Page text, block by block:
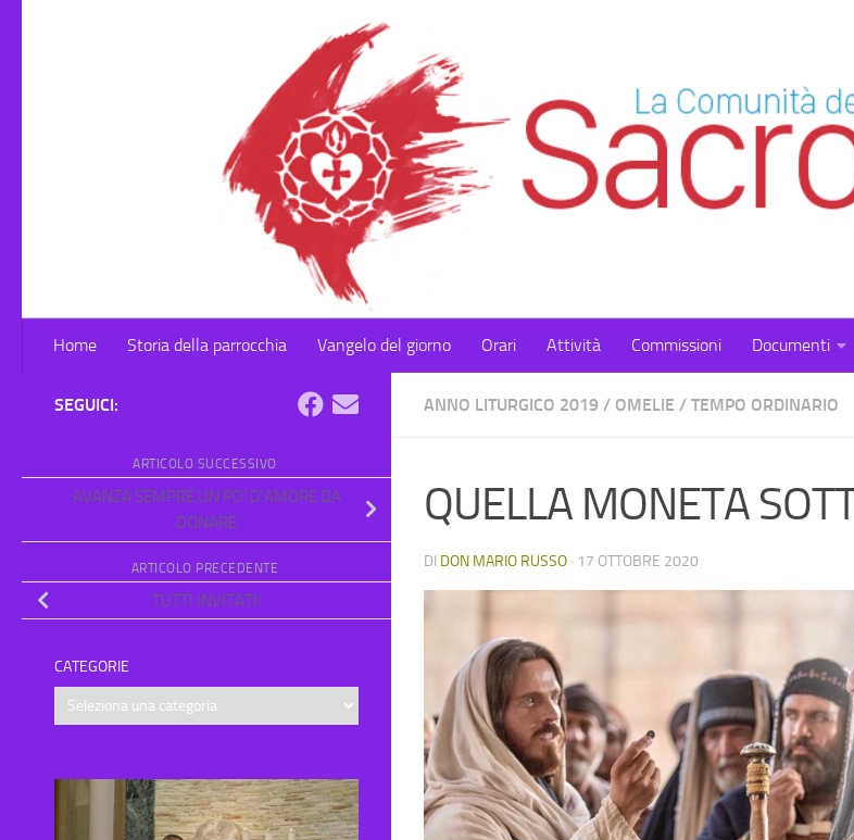
Home Storia della parrocchia Vangelo del giorno Orari Attività Commissioni Documenti
ANNO LITURGICO 2019 / OMELIE / TEMPO ORDINARIO
QUELLA MONETA
DI DON MARIO RUSSO · 17 OTTOBRE 2020
SEGUICI:
ARTICOLO SUCCESSIVO
AVANZA SEMPRE UN PO’ D’AMORE DA
DONARE
ARTICOLO PRECEDENTE
TUTTI INVITATI!
CATEGORIE
Categorie